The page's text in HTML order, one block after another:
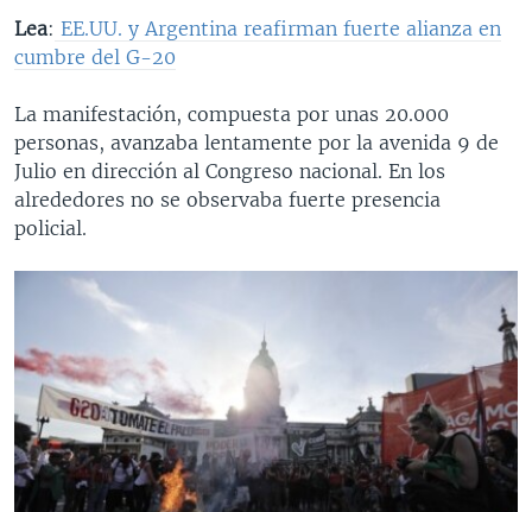
Lea: EE.UU. y Argentina reafirman fuerte alianza en
cumbre del G-20
La manifestación, compuesta por unas 20.000
personas, avanzaba lentamente por la avenida 9 de
Julio en dirección al Congreso nacional. En los
alrededores no se observaba fuerte presencia
policial.